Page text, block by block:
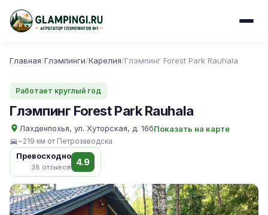
Главная/Глэмпинги/Карелия/Глэмпинг Forest Park Rauhala
Работает круглый год
Глэмпинг Forest Park Rauhala
Лахденпохья, ул. Хуторская, д. 16бПоказать на карте
~219 км от Петрозаводска
Превосходно
38 отзывов 4.9